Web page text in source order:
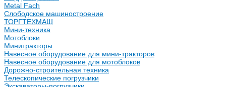
Metal Fach
Слободское машиностроение
ТОРГТЕХМАШ
Мини-техника
Мотоблоки
Минитракторы
Навесное оборудование для мини-тракторов
Навесное оборудование для мотоблоков
Дорожно-строительная техника
Телескопические погрузчики